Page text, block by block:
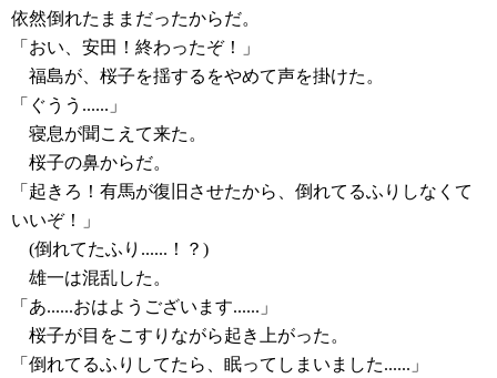
依然倒れたままだったからだ。
「おい、安田！終わったぞ！」
福島が、桜子を揺するをやめて声を掛けた。
「ぐうう......」
寝息が聞こえて来た。
桜子の鼻からだ。
「起きろ！有馬が復旧させたから、倒れてるふりしなくて
いいぞ！」
(倒れてたふり......！？)
雄一は混乱した。
「あ......おはようございます......」
桜子が目をこすりながら起き上がった。
「倒れてるふりしてたら、眠ってしまいました......」